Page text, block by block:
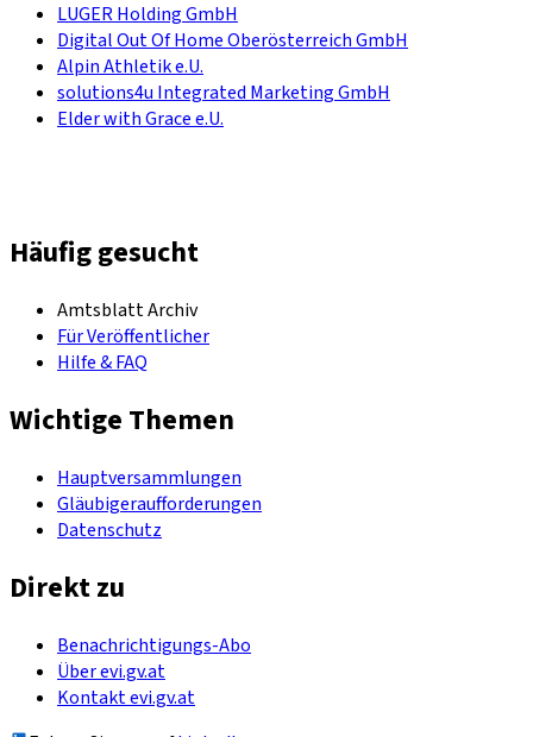
LUGER Holding GmbH
Digital Out Of Home Oberösterreich GmbH
Alpin Athletik e.U.
solutions4u Integrated Marketing GmbH
Elder with Grace e.U.
Häufig gesucht
Amtsblatt Archiv
Für Veröffentlicher
Hilfe & FAQ
Wichtige Themen
Hauptversammlungen
Gläubigeraufforderungen
Datenschutz
Direkt zu
Benachrichtigungs-Abo
Über evi.gv.at
Kontakt evi.gv.at